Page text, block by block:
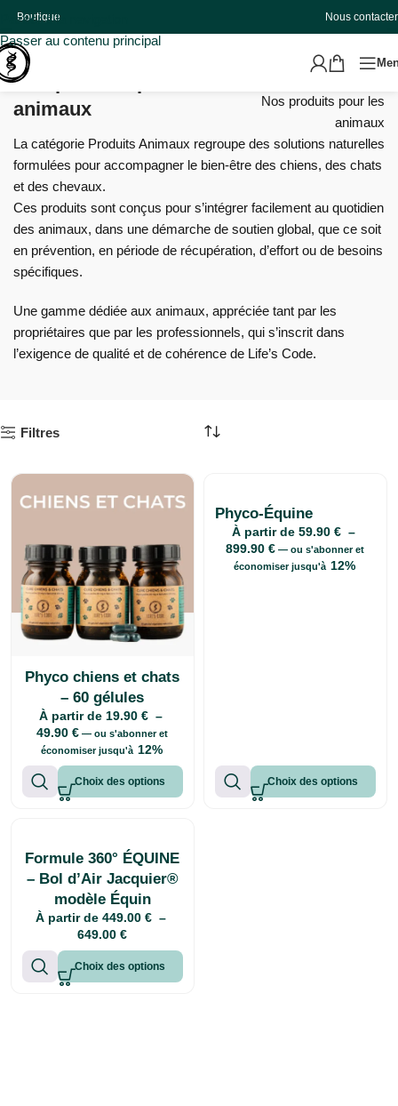
Passer à la navigation
Passer au contenu principal
Boutique Nous contacter
Nos produits pour les
animaux
Nos produits pour les
animaux
La catégorie Produits Animaux regroupe des solutions naturelles
formulées pour accompagner le bien-être des chiens, des chats
et des chevaux.
Ces produits sont conçus pour s’intégrer facilement au quotidien
des animaux, dans une démarche de soutien global, que ce soit
en prévention, en période de récupération, d’effort ou de besoins
spécifiques.
Une gamme dédiée aux animaux, appréciée tant par les
propriétaires que par les professionnels, qui s’inscrit dans
l’exigence de qualité et de cohérence de Life’s Code.
Filtres
Phyco chiens et chats
– 60 gélules
À partir de 19.90 € –
49.90€ — ou s'abonner et
économiser jusqu'à 12%
Choix des options
Phyco-Équine
À partir de 59.90 € –
899.90€ — ou s'abonner et
économiser jusqu'à 12%
Choix des options
Formule 360° ÉQUINE
– Bol d’Air Jacquier®
modèle Équin
À partir de 449.00 € –
649.00€
Choix des options